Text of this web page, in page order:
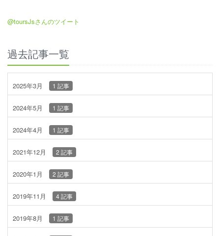
@toursJsさんのツイート
過去記事一覧
2025年3月 1 記事
2024年5月 1 記事
2024年4月 1 記事
2021年12月 2 記事
2020年1月 2 記事
2019年11月 4 記事
2019年8月 1 記事